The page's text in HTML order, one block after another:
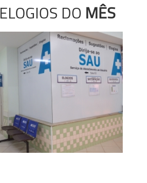
ELOGIOS DO MÊS